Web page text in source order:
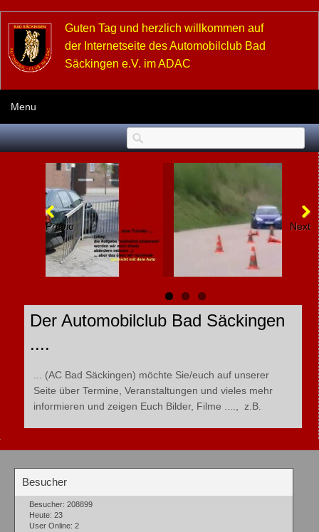
Guten Tag und herzlich willkommen auf
der Internetseite des Automobilclub Bad
Säckingen e.V. im ADAC
Menu
Previous Next
Der Automobilclub Bad Säckingen
....
... (AC Bad Säckingen) möchte Sie/euch auf unserer
Seite über Termine, Veranstaltungen und vieles mehr
informieren und zeigen Euch Bilder, Filme ...., z.B.
Besucher
Besucher: 208899
Heute: 23
User Online: 2